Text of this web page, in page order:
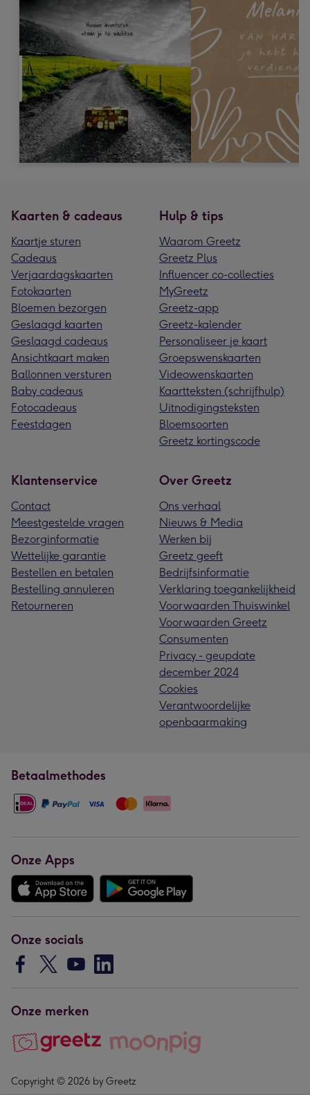
Kaarten & cadeaus
Kaartje sturen
Cadeaus
Verjaardagskaarten
Fotokaarten
Bloemen bezorgen
Geslaagd kaarten
Geslaagd cadeaus
Ansichtkaart maken
Ballonnen versturen
Baby cadeaus
Fotocadeaus
Feestdagen
Hulp & tips
Waarom Greetz
Greetz Plus
Influencer co-collecties
MyGreetz
Greetz-app
Greetz-kalender
Personaliseer je kaart
Groepswenskaarten
Videowenskaarten
Kaartteksten (schrijfhulp)
Uitnodigingsteksten
Bloemsoorten
Greetz kortingscode
Klantenservice
Contact
Meestgestelde vragen
Bezorginformatie
Wettelijke garantie
Bestellen en betalen
Bestelling annuleren
Retourneren
Over Greetz
Ons verhaal
Nieuws & Media
Werken bij
Greetz geeft
Bedrijfsinformatie
Verklaring toegankelijkheid
Voorwaarden Thuiswinkel
Voorwaarden Greetz
Consumenten
Privacy - geupdate
december 2024
Cookies
Verantwoordelijke
openbaarmaking
Betaalmethodes
Onze Apps
Onze socials
Onze merken
Copyright © 2026 by Greetz